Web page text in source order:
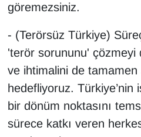
göremezsiniz.
- (Terörsüz Türkiye)
'terör sorununu' çözmeyi
ve ihtimalini de tamamen
hedefliyoruz. Türkiye’nin
bir dönüm noktasını
sürece katkı veren
TEKNOLOJİ
VAN'DA SPOR
Vasıta